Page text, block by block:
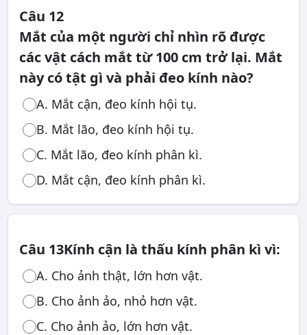
Câu 12
Mắt của một người chỉ nhìn rõ được
các vật cách mắt từ 100 cm trở lại. Mắt
này có tật gì và phải đeo kính nào?
A. Mắt cận, đeo kính hội tụ.
B. Mắt lão, đeo kính hội tụ.
C. Mắt lão, đeo kính phân kì.
D. Mắt cận, đeo kính phân kì.
Câu 13Kính cận là thấu kính phân kì vì:
A. Cho ảnh thật, lớn hơn vật.
B. Cho ảnh ảo, nhỏ hơn vật.
C. Cho ảnh ảo, lớn hơn vật.